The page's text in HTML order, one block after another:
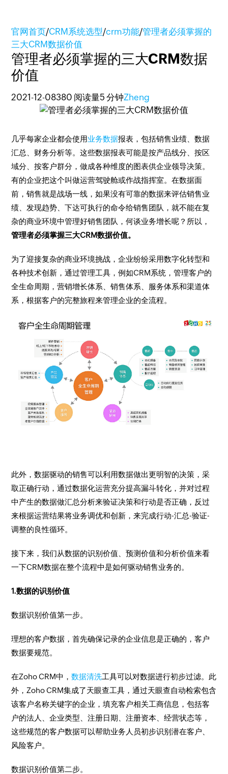
官网首页/CRM系统选型/crm功能/管理者必须掌握的
三大CRM数据价值
管理者必须掌握的三大CRM数据
价值
2021-12-08380 阅读量5 分钟Zheng
几乎每家企业都会使用业务数据报表，包括销售业绩、数据
汇总、财务分析等。这些数据报表可能是按产品线分、按区
域分、按客户群分，做成各种维度的图表供企业领导决策。
有的企业把这个叫做运营驾驶舱或作战指挥室。在数据面
前，销售就是战场一线，如果没有可靠的数据来评估销售业
绩、发现趋势、下达可执行的命令给销售团队，就不能在复
杂的商业环境中管理好销售团队，何谈业务增长呢？所以，
管理者必须掌握三大CRM数据价值。
为了迎接复杂的商业环境挑战，企业纷纷采用数字化转型和
各种技术创新，通过管理工具，例如CRM系统，管理客户的
全生命周期，营销增长体系、销售体系、服务体系和渠道体
系，根据客户的完整旅程来管理企业的全流程。
此外，数据驱动的销售可以利用数据做出更明智的决策，采
取正确行动，通过数据化运营充分提高漏斗转化，并对过程
中产生的数据做汇总分析来验证决策和行动是否正确，反过
来根据运营结果将业务调优和创新，来完成行动-汇总-验证-
调整的良性循环。
接下来，我们从数据的识别价值、预测价值和分析价值来看
一下CRM数据在整个流程中是如何驱动销售业务的。
1.数据的识别价值
数据识别价值第一步。
理想的客户数据，首先确保记录的企业信息是正确的，客户
数据要规范。
在Zoho CRM中，数据清洗工具可以对数据进行初步过滤。此
外，Zoho CRM集成了天眼查工具，通过天眼查自动检索包含
该客户名称关键字的企业，填充客户相关工商信息，包括客
户的法人、企业类型、注册日期、注册资本、经营状态等，
这些规范的客户数据可以帮助业务人员初步识别潜在客户、
风险客户。
数据识别价值第二步。